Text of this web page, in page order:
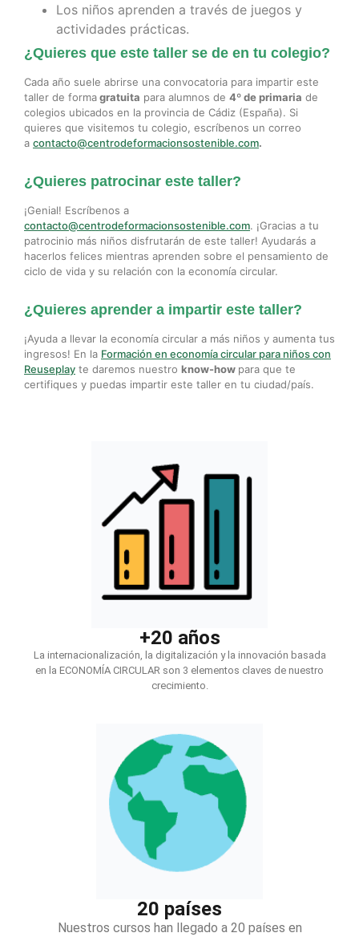
Los niños aprenden a través de juegos y
actividades prácticas.
¿Quieres que este taller se de en tu colegio?
Cada año suele abrirse una convocatoria para impartir este
taller de formagratuita para alumnos de 4º de primaria de
colegios ubicados en la provincia de Cádiz (España). Si
quieres que visitemos tu colegio, escríbenos un correo
a contacto@centrodeformacionsostenible.com.
¿Quieres patrocinar este taller?
¡Genial! Escríbenos a
contacto@centrodeformacionsostenible.com. ¡Gracias a tu
patrocinio más niños disfrutarán de este taller! Ayudarás a
hacerlos felices mientras aprenden sobre el pensamiento de
ciclo de vida y su relación con la economía circular.
¿Quieres aprender a impartir este taller?
¡Ayuda a llevar la economía circular a más niños y aumenta tus
ingresos! En la Formación en economía circular para niños con
Reuseplay te daremos nuestro know-how para que te
certifiques y puedas impartir este taller en tu ciudad/país.
+20 años
La internacionalización, la digitalización y la innovación basada
en la ECONOMÍA CIRCULAR son 3 elementos claves de nuestro
crecimiento.
20 países
Nuestros cursos han llegado a 20 países en